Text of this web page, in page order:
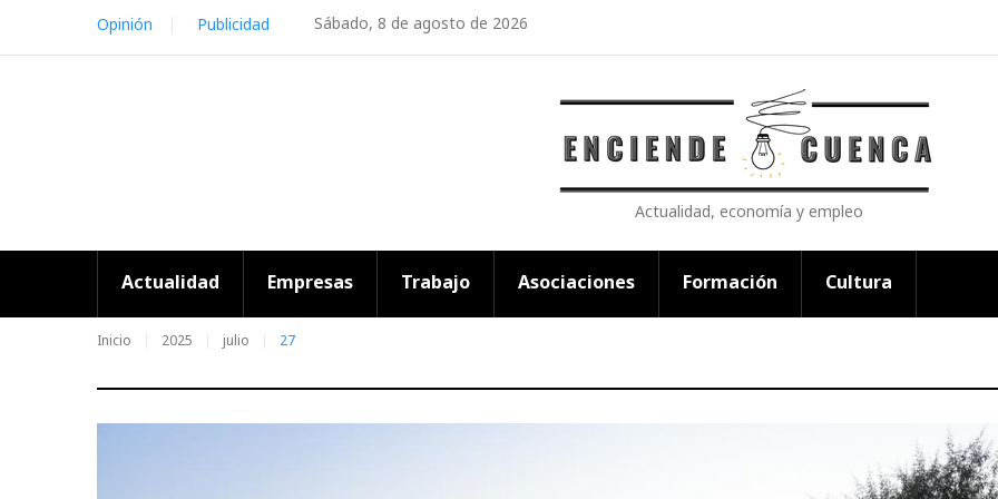
content
Sábado, 8 de agosto de 2026
Opinión Publicidad
Actualidad, economía y empleo
Actualidad Empresas Trabajo Asociaciones Formación Cultura
Inicio 2025 julio 27